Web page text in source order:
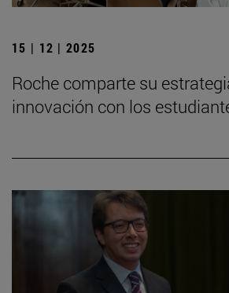
15 | 12 | 2025
Roche comparte su
innovación con los